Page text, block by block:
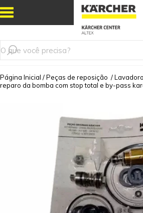
Página Inicial /Peças de reposição /
reparo da bomba com stop total e by-pass